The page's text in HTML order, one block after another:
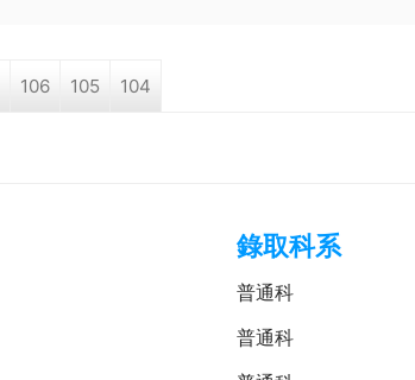
106 105 104
錄取科系
普通科
普通科